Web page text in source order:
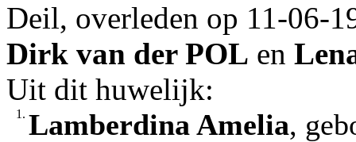
Deil, overleden op 11-06-
Dirk van der POL en
Uit dit huwelijk:
1. Lamberdina Amelia,